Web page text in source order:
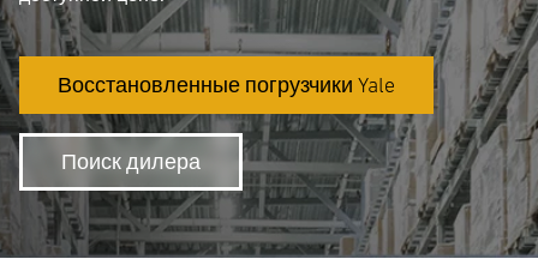
Восстановленные погрузчики Yale
Поиск дилера